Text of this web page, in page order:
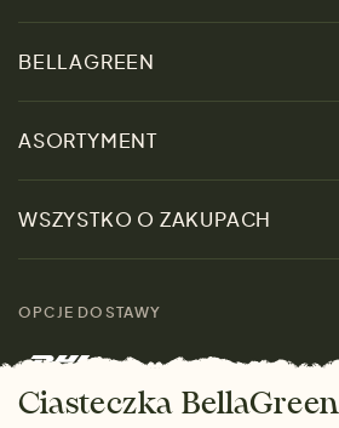
BELLAGREEN
Zrównoważoność
Skontaktuj się z nami
Marki
ASORTYMENT
Kobiety
Mężczyźni
WSZYSTKO O ZAKUPACH
rozmiarach
Zwrot towaru
OPCJE DOSTAWY
Ciasteczka BellaGreen